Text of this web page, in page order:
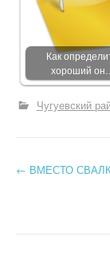
Как
хороший он…
Чугуевский
Post
← ВМЕСТО